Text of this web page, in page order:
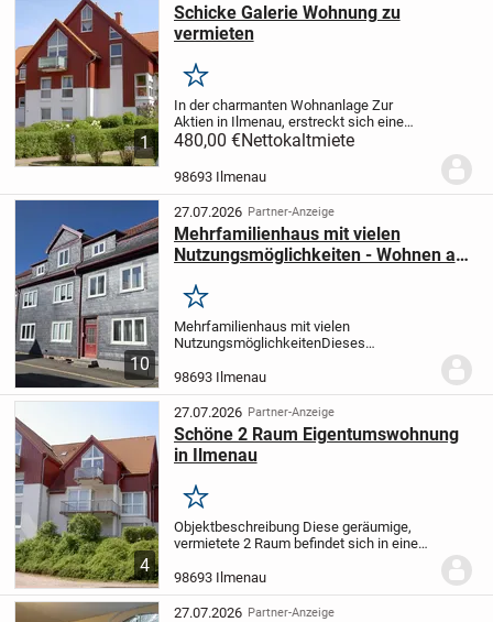
1
Schicke Galerie Wohnung zu
vermieten
Merken
In der charmanten Wohnanlage Zur
Aktien in Ilmenau, erstreckt sich eine
ansprechende Galeriewohnung im
zweiten Obergeschoss eines modernen
Mehrfamilienhauses. Dieses
lichtdurchflutete Zuhause ist...
480,00 €Nettokaltmiete
98693 Ilmenau
10
27.07.2026 Partner-Anzeige
Mehrfamilienhaus mit vielen
Nutzungsmöglichkeiten - Wohnen am
Merken
Mehrfamilienhaus mit vielen
NutzungsmöglichkeitenDieses
bietet eine herausragende Basis für
verschiedenste Konzepte. Mit einer
großzügigen Wohnfläche von 456 m²
und...
98693 Ilmenau
4
27.07.2026 Partner-Anzeige
Schöne 2 Raum Eigentumswohnung
in Ilmenau
Merken
Objektbeschreibung Diese geräumige,
vermietete 2 Raum befindet sich in einem
mit insgesamt 4 Etagen. Raumaufteilung
Die Immobilie bietet auf einer Wohnfläche
von...
98693 Ilmenau
27.07.2026 Partner-Anzeige